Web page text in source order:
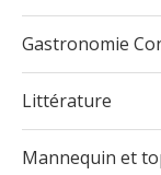
Gastronomie
Littérature
Mannequin et